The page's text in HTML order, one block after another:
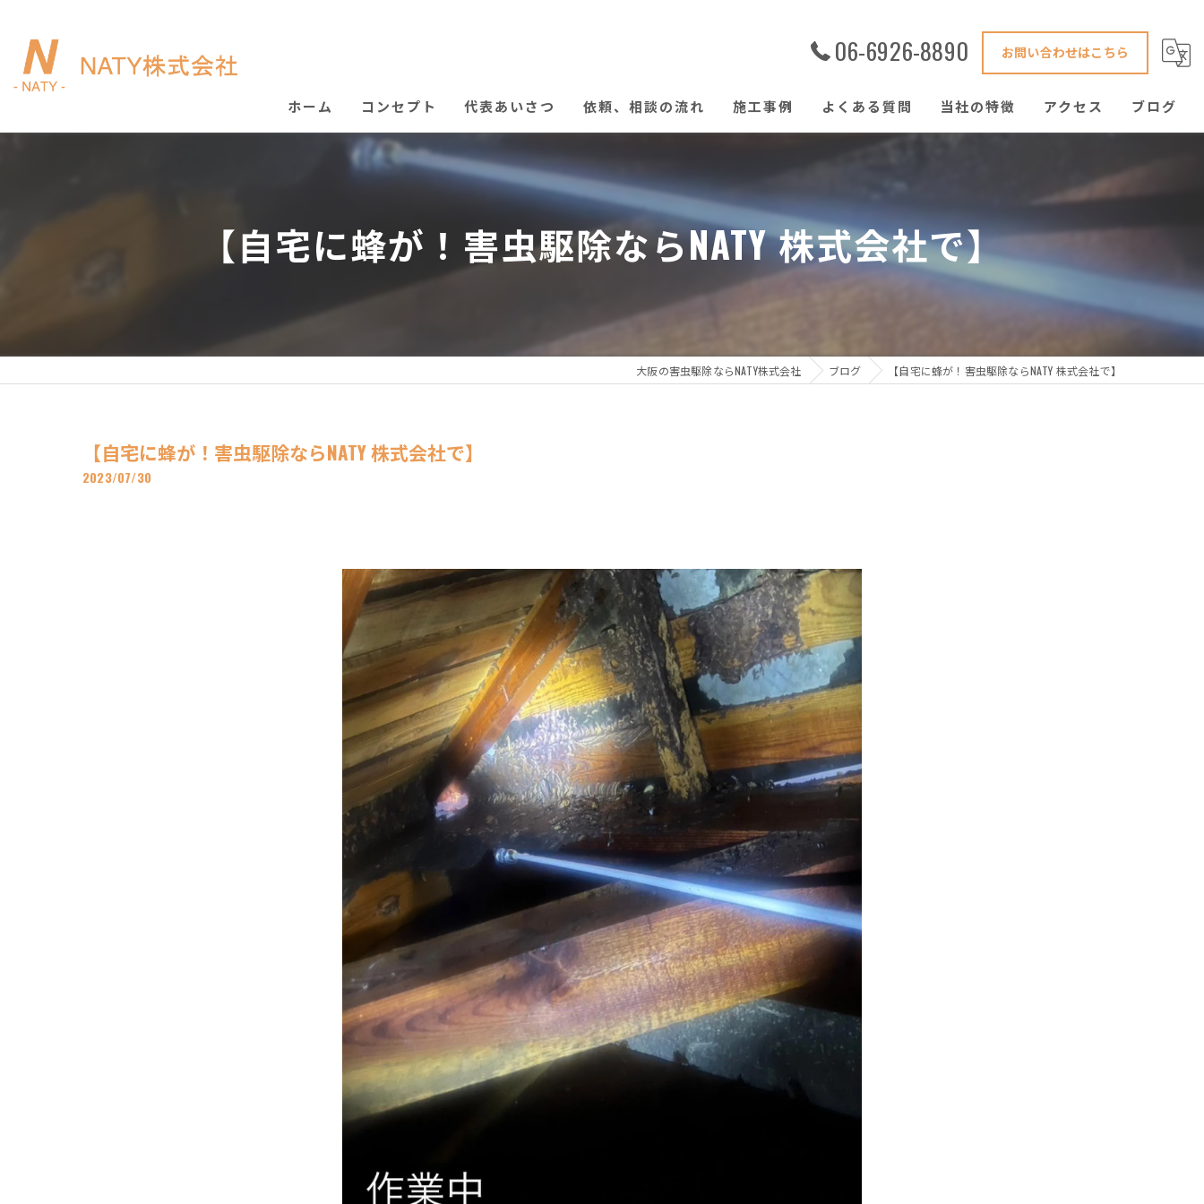
06-6926-8890 お問い合わせはこちら
ホーム コンセプト 代表あいさつ 依頼、相談の流れ 施工事例 よくある質問 当社の特徴
ハウスクリーニング
アクセス ブログ
【自宅に蜂が！害虫駆除ならNATY 株式会社で】
大阪の害虫駆除ならNATY株式会社 ブログ 【自宅に蜂が！害虫駆除ならNATY 株式会社で】
【自宅に蜂が！害虫駆除ならNATY 株式会社で】
2023/07/30